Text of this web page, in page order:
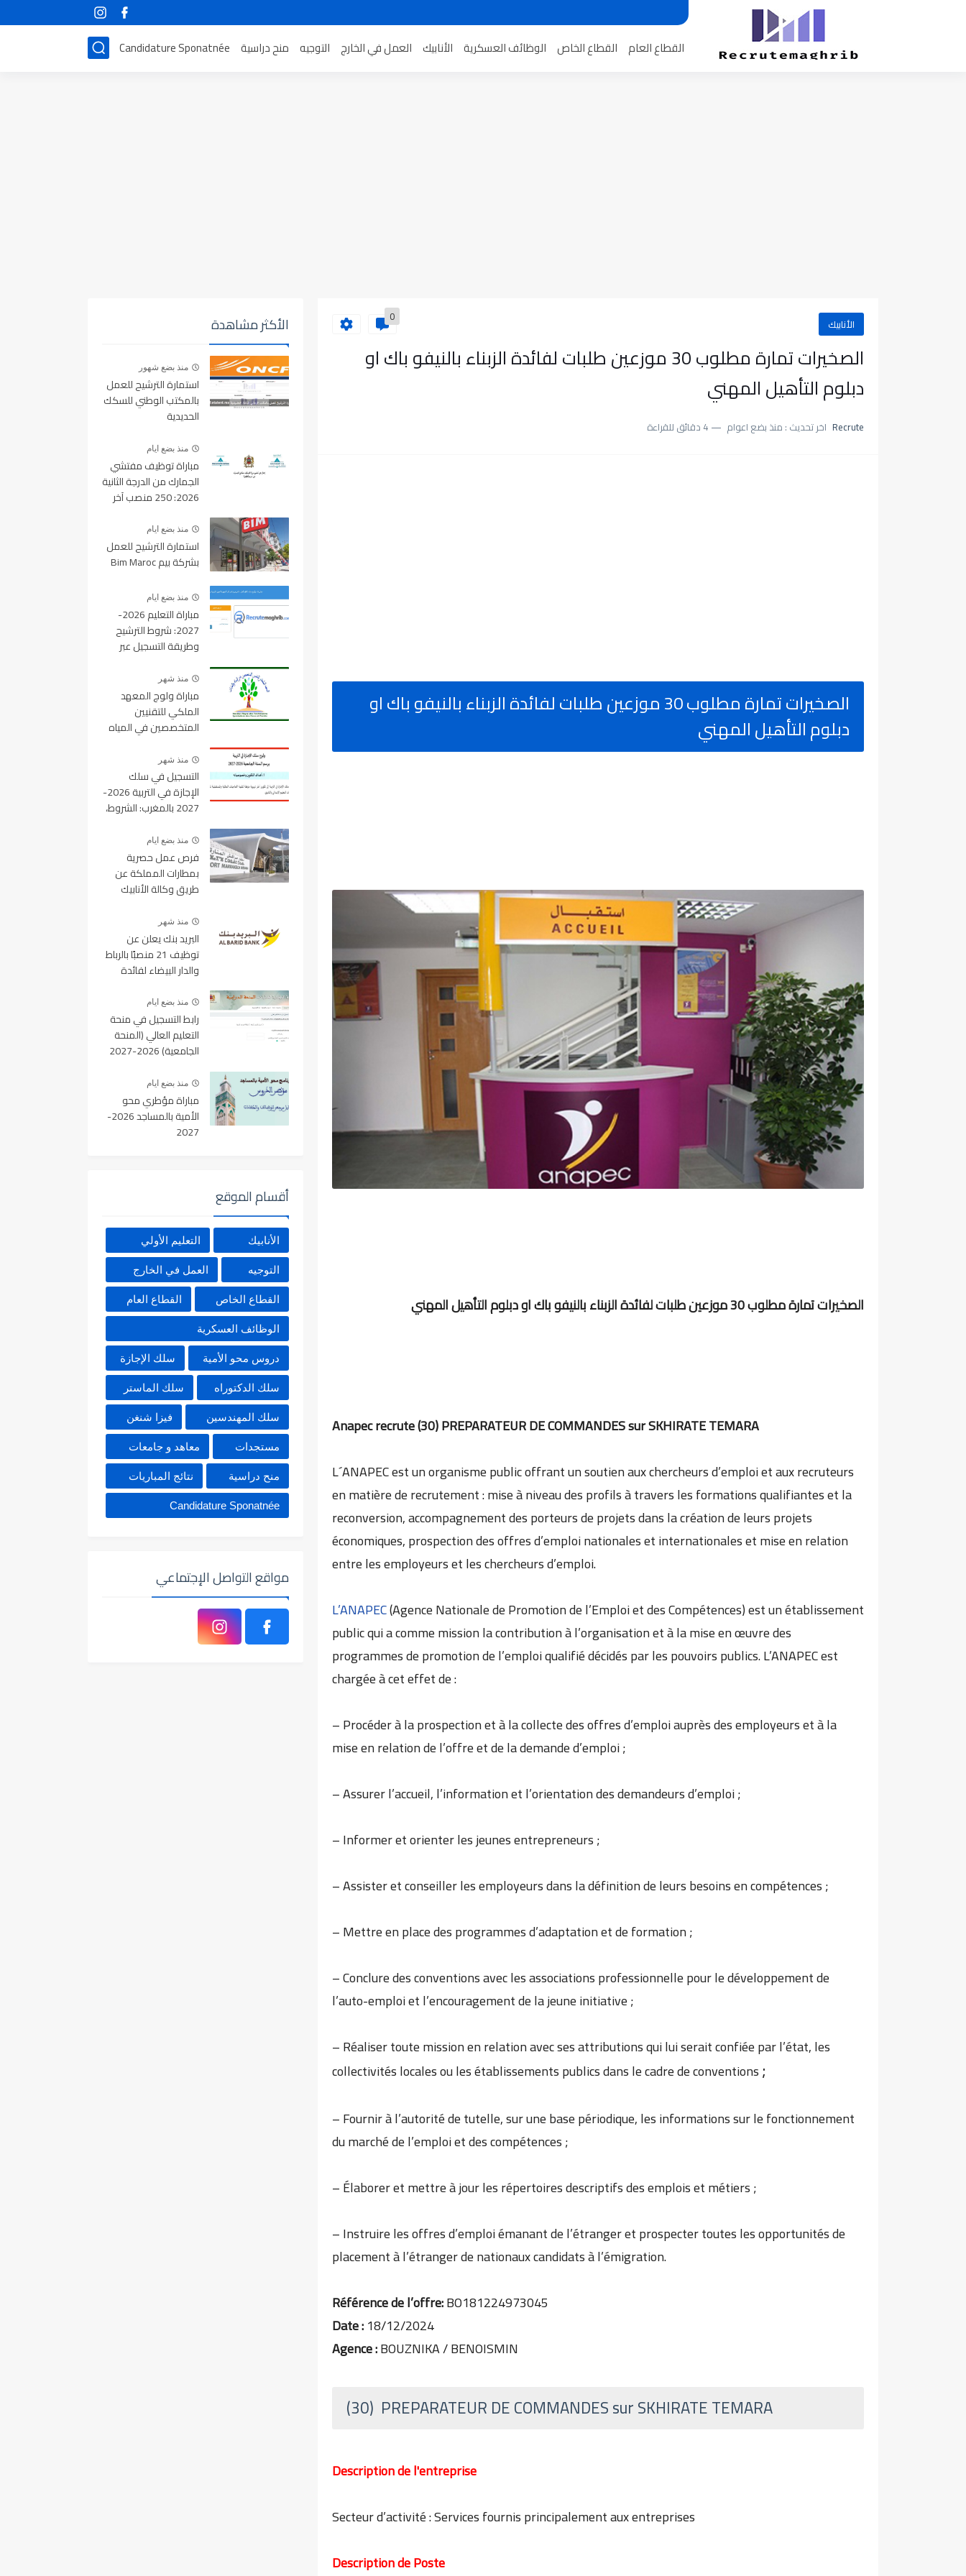
القطاع العام القطاع الخاص الوظائف العسكرية الأنابيك العمل في الخارج التوجيه منح دراسية Candidature Sponatnée
الأنابيك 0
الصخيرات تمارة مطلوب 30 موزعين طلبات لفائدة الزبناء بالنيفو باك او
دبلوم التأهيل المهني
Recrute اخر تحديث : منذ بضع اعوام 4 دقائق للقراءة
الصخيرات تمارة مطلوب 30 موزعين طلبات لفائدة الزبناء بالنيفو باك او
دبلوم التأهيل المهني
الصخيرات تمارة مطلوب 30 موزعين طلبات لفائدة الزبناء بالنيفو باك او دبلوم التأهيل المهني
Anapec recrute (30) PREPARATEUR DE COMMANDES sur SKHIRATE TEMARA
L´ANAPEC est un organisme public offrant un soutien aux chercheurs d’emploi et aux recruteurs
en matière de recrutement : mise à niveau des profils à travers les formations qualifiantes et la
reconversion, accompagnement des porteurs de projets dans la création de leurs projets
économiques, prospection des offres d’emploi nationales et internationales et mise en relation
entre les employeurs et les chercheurs d’emploi.
L’ANAPEC(Agence Nationale de Promotion de l’Emploi et des Compétences) est un établissement
public qui a comme mission la contribution à l’organisation et à la mise en œuvre des
programmes de promotion de l’emploi qualifié décidés par les pouvoirs publics. L’ANAPEC est
chargée à cet effet de :
– Procéder à la prospection et à la collecte des offres d’emploi auprès des employeurs et à la
mise en relation de l’offre et de la demande d’emploi ;
– Assurer l’accueil, l’information et l’orientation des demandeurs d’emploi ;
– Informer et orienter les jeunes entrepreneurs ;
– Assister et conseiller les employeurs dans la définition de leurs besoins en compétences ;
– Mettre en place des programmes d’adaptation et de formation ;
– Conclure des conventions avec les associations professionnelle pour le développement de
l’auto-emploi et l’encouragement de la jeune initiative ;
– Réaliser toute mission en relation avec ses attributions qui lui serait confiée par l’état, les
collectivités locales ou les établissements publics dans le cadre de conventions;
– Fournir à l’autorité de tutelle, sur une base périodique, les informations sur le fonctionnement
du marché de l’emploi et des compétences ;
– Élaborer et mettre à jour les répertoires descriptifs des emplois et métiers ;
– Instruire les offres d’emploi émanant de l’étranger et prospecter toutes les opportunités de
placement à l’étranger de nationaux candidats à l’émigration.
Référence de l’offre:BO181224973045
Date :18/12/2024
Agence :BOUZNIKA / BENOISMIN
(30) PREPARATEUR DE COMMANDES sur SKHIRATE TEMARA
Description de l'entreprise
Secteur d’activité : Services fournis principalement aux entreprises
Description de Poste
الأكثر مشاهدة
منذ بضع شهور
استمارة الترشيح للعمل
بالمكتب الوطني للسكك
الحديدية
منذ بضع ايام
مباراة توظيف مفتشي
الجمارك من الدرجة الثانية
2026: 250 منصب آخر
2026منذ بضع ايام
استمارة الترشيح للعمل
بشركة بيم Bim Maroc
منذ بضع ايام
مباراة التعليم 2026-
2027: شروط الترشيح
وطريقة التسجيل عبر
منذ شهر
مباراة ولوج المعهد
الملكي للتقنيين
المتخصصين في المياه
IRTSEF
منذ شهر
التسجيل في سلك
الإجازة في التربية 2026-
2027 بالمغرب: الشروط،
ورابط التسجيل
منذ بضع ايام
فرص عمل حصرية
بمطارات المملكة عن
طريق وكالة الأنابيك
منذ شهر
البريد بنك يعلن عن
توظيف 21 منصبًا بالرباط
والدار البيضاء لفائدة
والتقنيين
منذ بضع ايام
رابط التسجيل في منحة
التعليم العالي (المنحة
الجامعية) 2026-2027
منذ بضع ايام
مباراة مؤطري محو
الأمية بالمساجد 2026-
2027
أقسام الموقع
الأنابيك التعليم الأولي
التوجيه العمل في الخارج
القطاع الخاص القطاع العام
الوظائف العسكرية
دروس محو الأمية سلك الإجازة
سلك الدكتوراه سلك الماستر
سلك المهندسين فيزا شنغن
مستجدات معاهد و جامعات
منح دراسية نتائج المباريات
Candidature Sponatnée
مواقع التواصل الإجتماعي